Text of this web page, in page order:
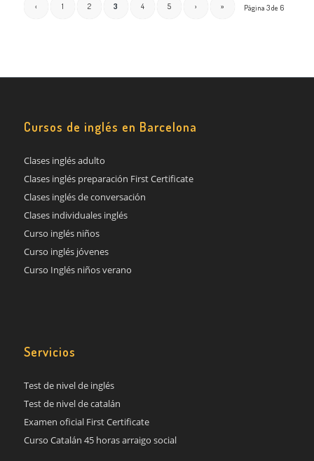
Página 3 de 6
‹ 1 2 3 4 5 › »
Cursos de inglés en Barcelona
Clases inglés adulto
Clases inglés preparación First Certificate
Clases inglés de conversación
Clases individuales inglés
Curso inglés niños
Curso inglés jóvenes
Curso Inglés niños verano
Servicios
Test de nivel de inglés
Test de nivel de catalán
Examen oficial First Certificate
Curso Catalán 45 horas arraigo social